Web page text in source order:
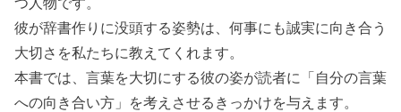
つ人物です。
彼が辞書作りに没頭する姿勢は、何事にも誠実に向き合う
大切さを私たちに教えてくれます。
本書では、言葉を大切にする彼の姿が読者に「自分の言葉
への向き合い方」を考えさせるきっかけを与えます。